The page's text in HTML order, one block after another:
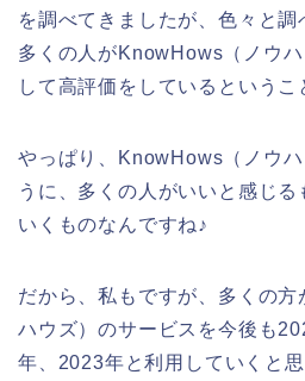
を調べてきましたが、色々と調
多くの人がKnowHows（ノウ
して高評価をしているというこ
やっぱり、KnowHows（ノウ
うに、多くの人がいいと感じ
いくものなんですね♪
だから、私もですが、多くの
ハウズ）のサービスを今後も
年、2023年と利用していくと